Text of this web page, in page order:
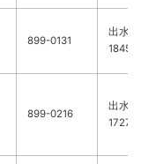
899-0131
出水
1845
899-0216
出水
1727-2